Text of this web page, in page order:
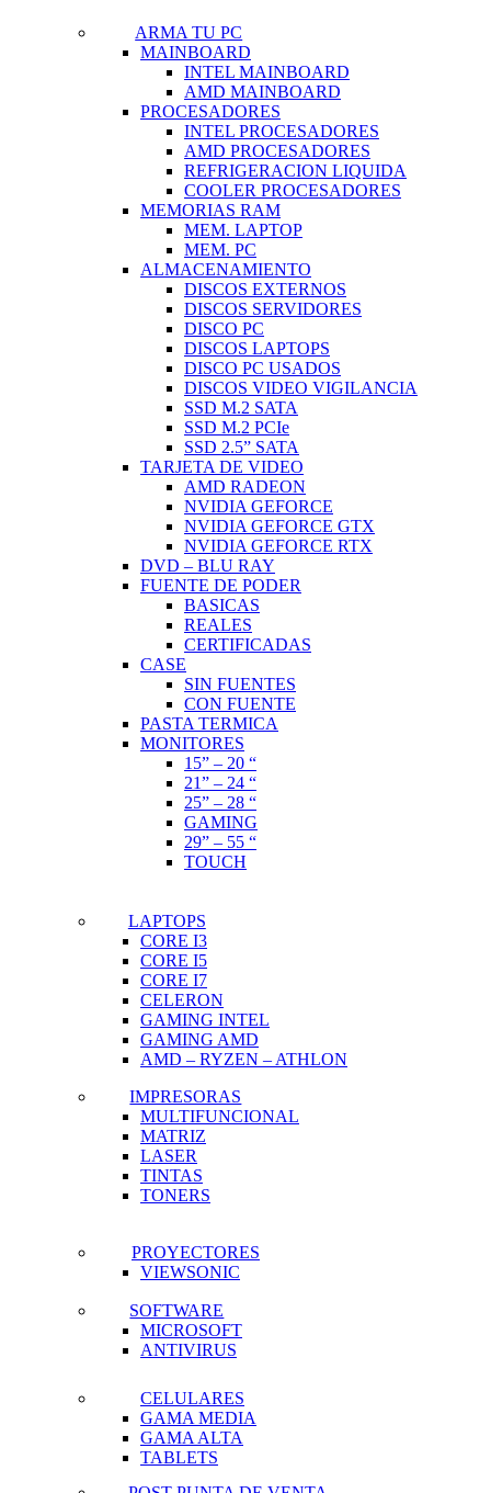
ARMA TU PC
MAINBOARD
INTEL MAINBOARD
AMD MAINBOARD
PROCESADORES
INTEL PROCESADORES
AMD PROCESADORES
REFRIGERACION LIQUIDA
COOLER PROCESADORES
MEMORIAS RAM
MEM. LAPTOP
MEM. PC
ALMACENAMIENTO
DISCOS EXTERNOS
DISCOS SERVIDORES
DISCO PC
DISCOS LAPTOPS
DISCO PC USADOS
DISCOS VIDEO VIGILANCIA
SSD M.2 SATA
SSD M.2 PCIe
SSD 2.5” SATA
TARJETA DE VIDEO
AMD RADEON
NVIDIA GEFORCE
NVIDIA GEFORCE GTX
NVIDIA GEFORCE RTX
DVD – BLU RAY
FUENTE DE PODER
BASICAS
REALES
CERTIFICADAS
CASE
SIN FUENTES
CON FUENTE
PASTA TERMICA
MONITORES
15” – 20 “
21” – 24 “
25” – 28 “
GAMING
29” – 55 “
TOUCH
LAPTOPS
CORE I3
CORE I5
CORE I7
CELERON
GAMING INTEL
GAMING AMD
AMD – RYZEN – ATHLON
IMPRESORAS
MULTIFUNCIONAL
MATRIZ
LASER
TINTAS
TONERS
PROYECTORES
VIEWSONIC
SOFTWARE
MICROSOFT
ANTIVIRUS
CELULARES
GAMA MEDIA
GAMA ALTA
TABLETS